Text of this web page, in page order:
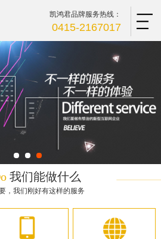
凯鸿君品牌服务热线：
0415-2167017
我们能做什么
，我们刚好有这样的服务